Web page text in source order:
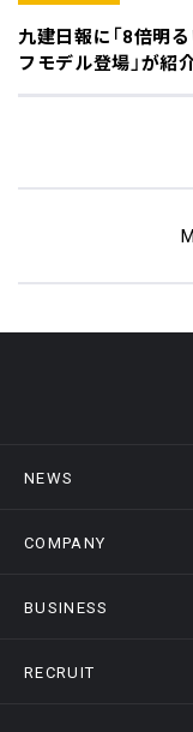
九建日報に「8倍明
フモデル登場」が紹
NEWS
ニュース
COMPANY
会社概要
BUSINESS
事業情報トップ
RECRUIT